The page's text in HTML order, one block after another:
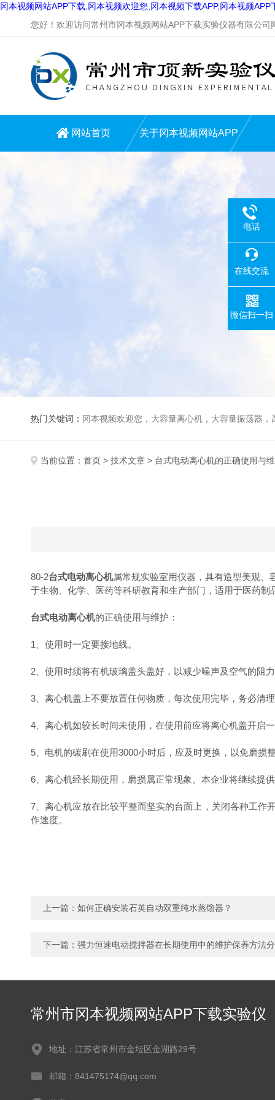
冈本视频网站APP下载,冈本视频欢迎您,冈本视频下载APP,冈本视频APP
您好！欢迎访问常州市冈本视频网站APP下载实验仪器有限公司网
网站首页 关于冈本视频网站APP
热门关键词： 冈本视频欢迎您，大容量离心机，大容量振荡器，高速冷冻离心机，生化、光照、振荡培养箱，磁力搅拌器
当前位置： 首页 > 技术文章 > 台式电动离心机的正确使用与
80-2台式电动离心机属常规实验室用仪器，具有造型美观、
于生物、化学、医药等科研教育和生产部门，适用于医药制
台式电动离心机的正确使用与维护：
1、使用时一定要接地线。
2、使用时须将有机玻璃盖头盖好，以减少噪声及空气的阻力
3、离心机盖上不要放置任何物质，每次使用完毕，务必清
4、离心机如较长时间未使用，在使用前应将离心机盖开启一段
5、电机的碳刷在使用3000小时后，应及时更换，以免磨损整
6、离心机经长期使用，磨损属正常现象。本企业将继续提
7、离心机应放在比较平整而坚实的台面上，关闭各种工
作速度。
上一篇： 如何正确安装石英自动双重纯水蒸馏器？
下一篇： 强力恒速电动搅拌器在长期使用中的维护保养方法
常州市冈本视频网站APP下载实验仪
地址：江苏省常州市金坛区金湖路29号
邮箱：841475174@qq.com
电话
在线交流
微信扫一扫